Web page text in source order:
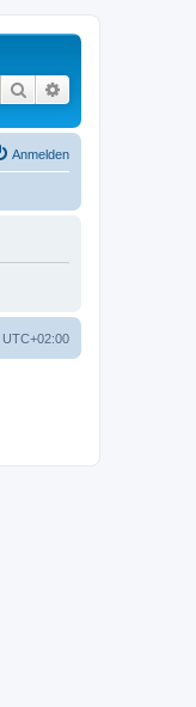
Suche
Anmelden
UTC+02:00